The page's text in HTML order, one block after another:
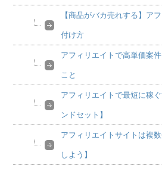
【商品がバカ売れする】ア
付け方
アフィリエイトで高単価案
こと
アフィリエイトで最短に稼
ンドセット】
アフィリエイトサイトは複
しよう】